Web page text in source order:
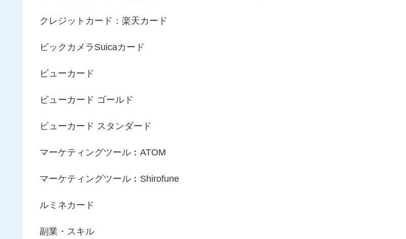
クレジットカード：楽天カード
ビックカメラSuicaカード
ビューカード
ビューカード ゴールド
ビューカード スタンダード
マーケティングツール︰ATOM
マーケティングツール︰Shirofune
ルミネカード
副業・スキル